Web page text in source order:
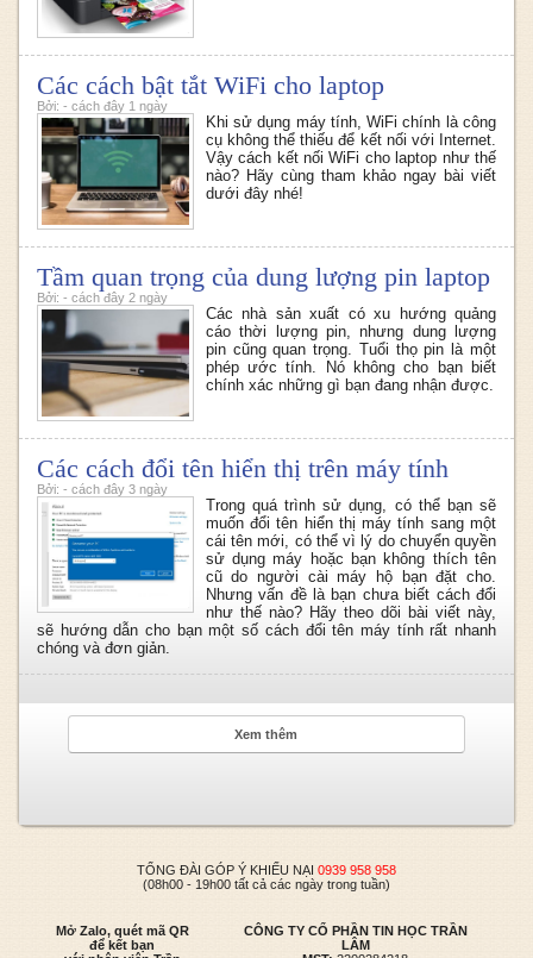
Các cách bật tắt WiFi cho laptop
Bởi: - cách đây 1 ngày
Khi sử dụng máy tính, WiFi chính là công
cụ không thể thiếu để kết nối với Internet.
Vậy cách kết nối WiFi cho laptop như thế
nào? Hãy cùng tham khảo ngay bài viết
dưới đây nhé!
Tầm quan trọng của dung lượng pin laptop
Bởi: - cách đây 2 ngày
Các nhà sản xuất có xu hướng quảng
cáo thời lượng pin, nhưng dung lượng
pin cũng quan trọng. Tuổi thọ pin là một
phép ước tính. Nó không cho bạn biết
chính xác những gì bạn đang nhận được.
Các cách đổi tên hiển thị trên máy tính
Bởi: - cách đây 3 ngày
Trong quá trình sử dụng, có thể bạn sẽ
muốn đổi tên hiển thị máy tính sang một
cái tên mới, có thể vì lý do chuyển quyền
sử dụng máy hoặc bạn không thích tên
cũ do người cài máy hộ bạn đặt cho.
Nhưng vấn đề là bạn chưa biết cách đổi
như thế nào? Hãy theo dõi bài viết này,
sẽ hướng dẫn cho bạn một số cách đổi tên máy tính rất nhanh
chóng và đơn giản.
Xem thêm
TỔNG ĐÀI GÓP Ý KHIẾU NẠI 0939 958 958
(08h00 - 19h00 tất cả các ngày trong tuần)
Mở Zalo, quét mã QR
để kết bạn
CÔNG TY CỔ PHẦN TIN HỌC TRẦN
LÂM